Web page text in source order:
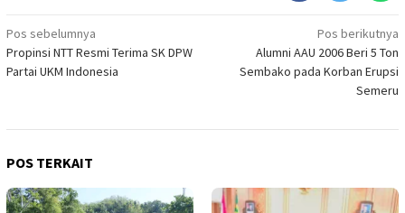
Navigasi
pos
Pos sebelumnya
Propinsi NTT Resmi Terima SK DPW
Partai UKM Indonesia
Pos berikutnya
Alumni AAU 2006 Beri 5 Ton
Sembako pada Korban Erupsi
Semeru
POS TERKAIT